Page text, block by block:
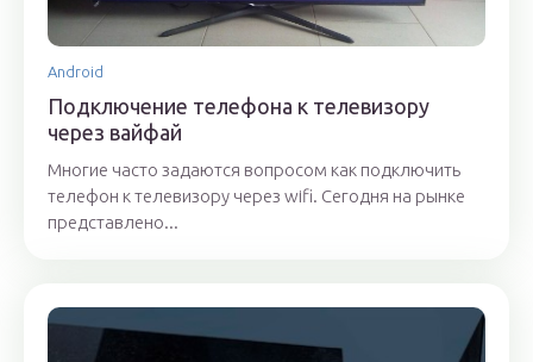
Android
Подключение телефона к телевизору
через вайфай
Многие часто задаются вопросом как подключить
телефон к телевизору через wifi. Сегодня на рынке
представлено...